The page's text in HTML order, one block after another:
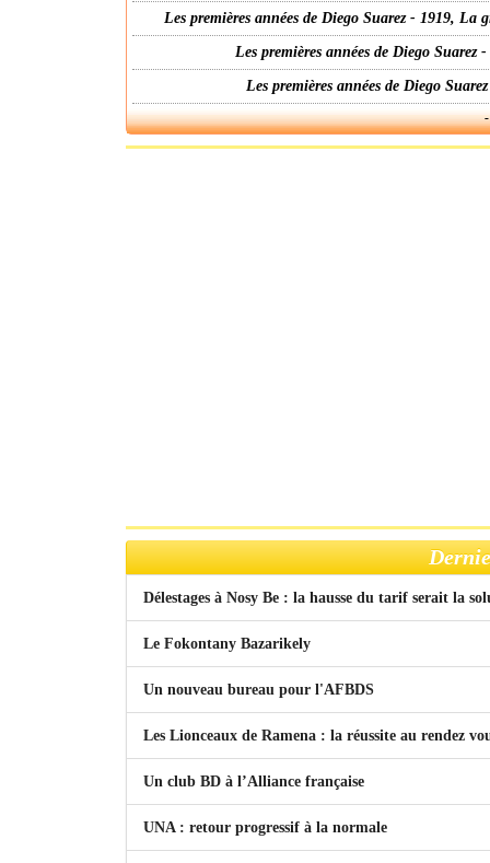
Les premières années de Diego Suarez - 1919,
Les premières années de Diego
Les premières années de Diego
Délestages à Nosy Be : la hausse du tarif serait la
Le Fokontany Bazarikely
Un nouveau bureau pour l'AFBDS
Les Lionceaux de Ramena : la réussite au rendez
Un club BD à l’Alliance française
UNA : retour progressif à la normale